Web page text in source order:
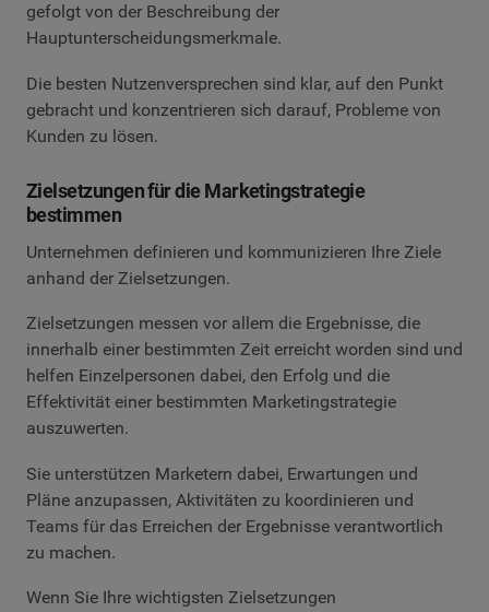
gefolgt von der Beschreibung der
Hauptunterscheidungsmerkmale.
Die besten Nutzenversprechen sind klar, auf den Punkt
gebracht und konzentrieren sich darauf, Probleme von
Kunden zu lösen.
Zielsetzungen für die Marketingstrategie
bestimmen
Unternehmen definieren und kommunizieren Ihre Ziele
anhand der Zielsetzungen.
Zielsetzungen messen vor allem die Ergebnisse, die
innerhalb einer bestimmten Zeit erreicht worden sind und
helfen Einzelpersonen dabei, den Erfolg und die
Effektivität einer bestimmten Marketingstrategie
auszuwerten.
Sie unterstützen Marketern dabei, Erwartungen und
Pläne anzupassen, Aktivitäten zu koordinieren und
Teams für das Erreichen der Ergebnisse verantwortlich
zu machen.
Wenn Sie Ihre wichtigsten Zielsetzungen